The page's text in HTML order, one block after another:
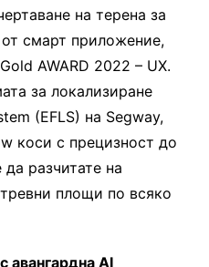
на терена за
смарт приложение,
AWARD 2022 – UX.
за локализиране
(EFLS) на Segway,
коси с прецизност до
разчитате на
площи по всяко
авангардна AI